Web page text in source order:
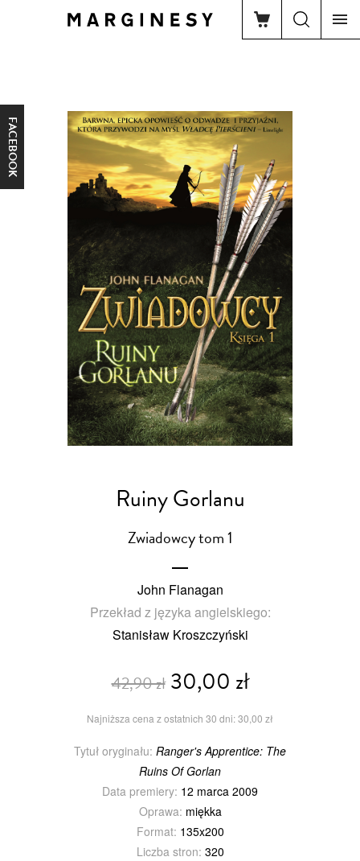
FACEBOOK
Ruiny Gorlanu
Zwiadowcy tom 1
John Flanagan
Przekład z języka angielskiego:
Stanisław Kroszczyński
42,90 zł30,00 zł
Najniższa cena z ostatnich 30 dni: 30,00 zł
Tytuł oryginału: Ranger's Apprentice: The
Ruins Of Gorlan
Data premiery: 12 marca 2009
Oprawa: miękka
Format: 135x200
Liczba stron: 320